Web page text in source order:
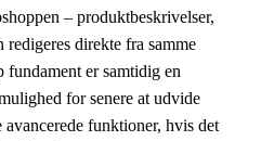
– produktbeskrivelser,
direkte fra samme
fundament er samtidig en
for senere at udvide
funktioner, hvis det